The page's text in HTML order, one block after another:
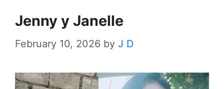
Jenny y Janelle
February 10, 2026 by J D